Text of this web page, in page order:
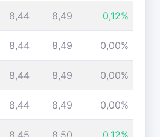
8,44 8,49 0,12%
8,44 8,49 0,00%
8,44 8,49 0,00%
8,44 8,49 0,00%
8,45 8,50 0,12%